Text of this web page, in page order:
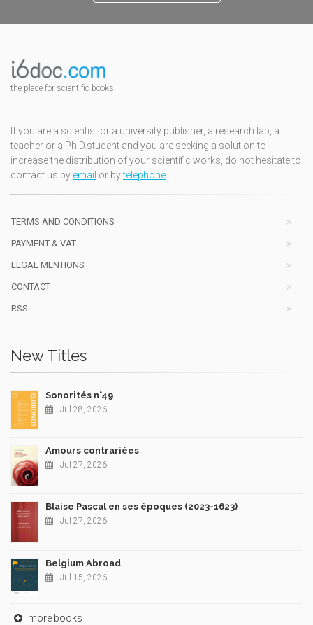
the place for scientific books
If you are a scientist or a university publisher, a research lab, a
teacher or a Ph.D.student and you are seeking a solution to
increase the distribution of your scientific works, do not hesitate to
contact us by email or bytelephone
TERMS AND CONDITIONS
PAYMENT & VAT
LEGAL MENTIONS
CONTACT
RSS
New Titles
Sonorités n°49
Jul 28, 2026
Amours contrariées
Jul 27, 2026
Blaise Pascal en ses époques (2023-1623)
Jul 27, 2026
Belgium Abroad
Jul 15, 2026
more books